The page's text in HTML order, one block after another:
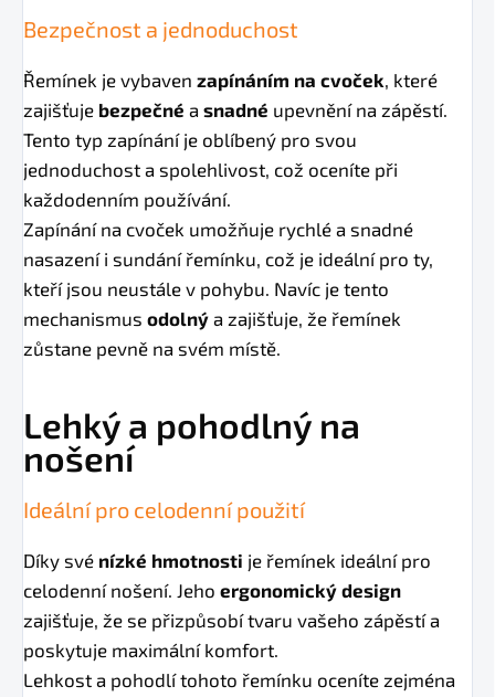
Bezpečnost a jednoduchost
Řemínek je vybaven zapínáním na cvoček, které
zajišťuje bezpečné a snadné upevnění na zápěstí.
Tento typ zapínání je oblíbený pro svou
jednoduchost a spolehlivost, což oceníte při
každodenním používání.
Zapínání na cvoček umožňuje rychlé a snadné
nasazení i sundání řemínku, což je ideální pro ty,
kteří jsou neustále v pohybu. Navíc je tento
mechanismus odolný a zajišťuje, že řemínek
zůstane pevně na svém místě.
Lehký a pohodlný na
nošení
Ideální pro celodenní použití
Díky své nízké hmotnosti je řemínek ideální pro
celodenní nošení. Jeho ergonomický design
zajišťuje, že se přizpůsobí tvaru vašeho zápěstí a
poskytuje maximální komfort.
Lehkost a pohodlí tohoto řemínku oceníte zejména